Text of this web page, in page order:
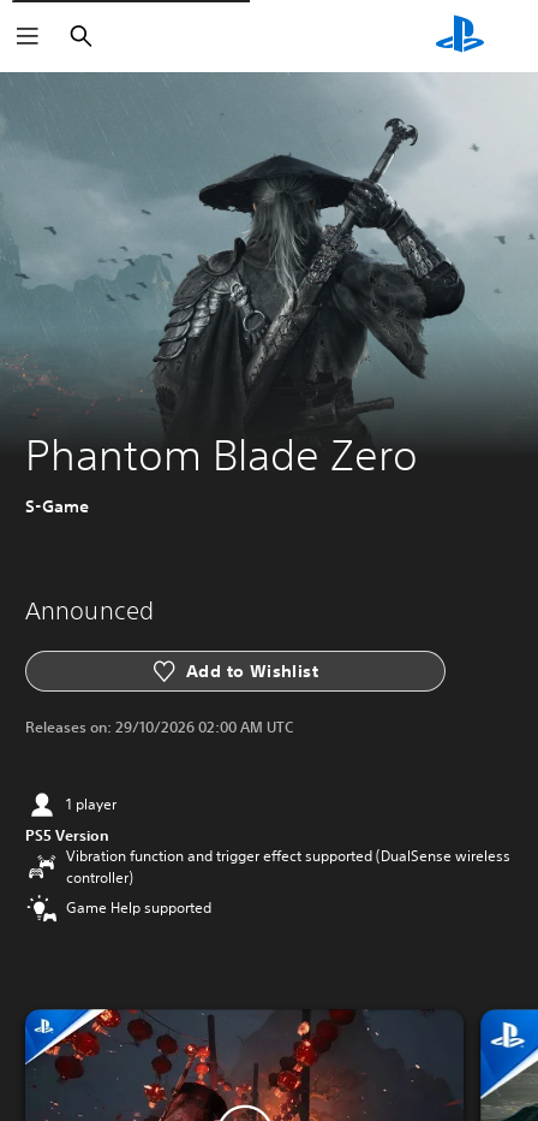
Phantom Blade Zero
S-Game
Announced
Add to Wishlist
Releases on: 29/10/2026 02:00 AM UTC
1 player
PS5 Version
Vibration function and trigger effect supported (DualSense wireless
controller)
Game Help supported